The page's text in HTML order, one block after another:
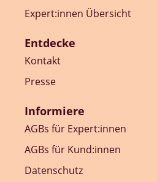
Expert:innen Übersicht
Entdecke
Kontakt
Presse
Informiere
AGBs für Expert:innen
AGBs für Kund:innen
Datenschutz